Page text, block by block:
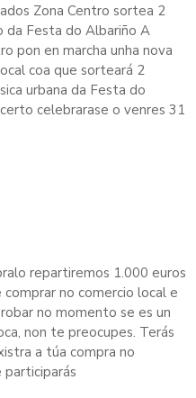
Zona Centro sortea 2
da Festa do Albariño A
pon en marcha unha nova
coa que sorteará 2
urbana da Festa do
celebrarase o venres 31
repartiremos 1.000 euros
no comercio local e
no momento se es un
non te preocupes. Terás
a túa compra no
participarás